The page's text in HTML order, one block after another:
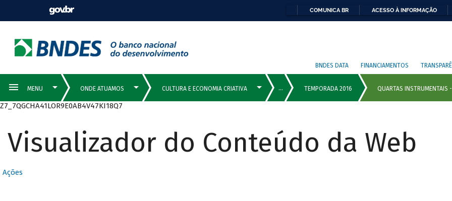
COMUNICA BR ACESSO À INFORMAÇÃO
BNDES DATA FINANCIAMENTOS
Z7_7QGCHA41LOR9E0AB4V47KI18Q7
Visualizador do Conteúdo da Web
Ações